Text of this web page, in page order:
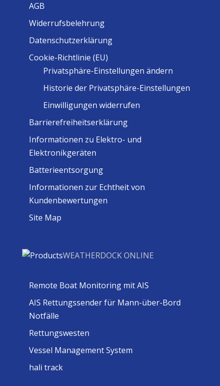
AGB
Widerrufsbelehrung
Datenschutzerklärung
Cookie-Richtlinie (EU)
Privatsphäre-Einstellungen ändern
Historie der Privatsphäre-Einstellungen
Einwilligungen widerrufen
Barrierefreiheitserklärung
Informationen zu Elektro- und
Elektronikgeräten
Batterieentsorgung
Informationen zur Echtheit von
Kundenbewertungen
Site Map
WEATHERDOCK ONLINE
Remote Boat Monitoring mit AIS
AIS Rettungssender für Mann-über-Bord
Notfälle
Rettungswesten
Vessel Management System
hali track